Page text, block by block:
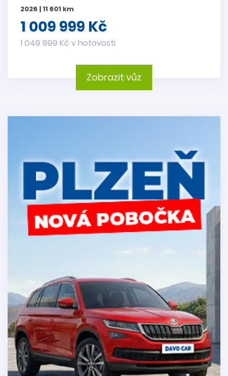
2026 | 11 601 km
1 009 999 Kč
1 049 999 Kč v hotovosti
Zobrazit vůz